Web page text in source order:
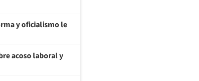
y oficialismo le
acoso laboral y